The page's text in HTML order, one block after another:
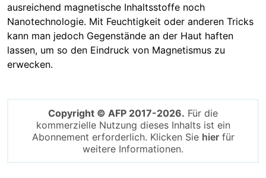
ausreichend magnetische Inhaltsstoffe noch
Nanotechnologie. Mit Feuchtigkeit oder anderen Tricks
kann man jedoch Gegenstände an der Haut haften
lassen, um so den Eindruck von Magnetismus zu
erwecken.
Copyright © AFP 2017-2026. Für die
kommerzielle Nutzung dieses Inhalts ist ein
Abonnement erforderlich. Klicken Sie hierfür
weitere Informationen.